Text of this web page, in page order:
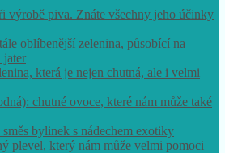
výrobě piva. Znáte všechny jeho účinky
oblíbenější zelenina, působící na
jater
která je nejen chutná, ale i velmi
chutné ovoce, které nám může také
bylinek s nádechem exotiky
plevel, který nám může velmi pomoci